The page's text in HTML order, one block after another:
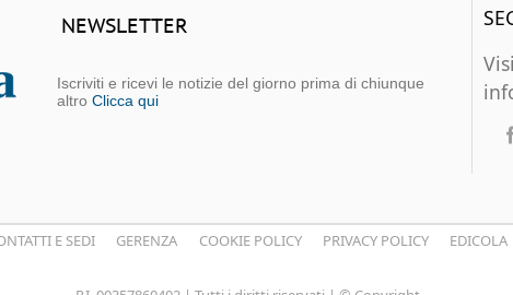
NEWSLETTER
Iscriviti e ricevi le notizie del giorno prima di chiunque
altro Clicca qui
E SEDI GERENZA COOKIE POLICY PRIVACY POLICY EDICOLA